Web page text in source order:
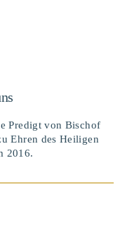
Predigt von Bischof
Ehren des Heiligen
2016.